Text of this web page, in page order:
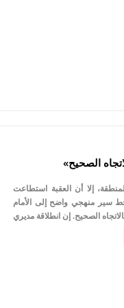
الصحيح
إلا أن العقبة استطاعت
سير منهجي واضح إلى الأمام